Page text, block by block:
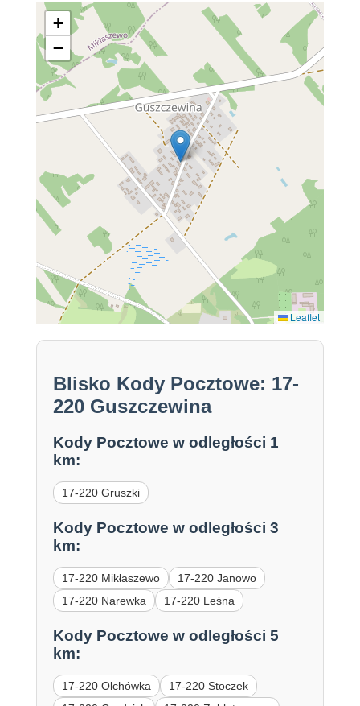
+
−
Leaflet
Blisko Kody Pocztowe: 17-
220 Guszczewina
Kody Pocztowe w odległości 1
km:
17-220 Gruszki
Kody Pocztowe w odległości 3
km:
17-220 Mikłaszewo
17-220 Janowo
17-220 Narewka
17-220 Leśna
Kody Pocztowe w odległości 5
km:
17-220 Olchówka
17-220 Stoczek